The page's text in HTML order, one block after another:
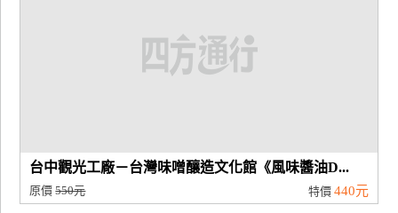
台中觀光工廠－台灣味噌釀造文化館《風味醬油D...
原價550元 特價 440元